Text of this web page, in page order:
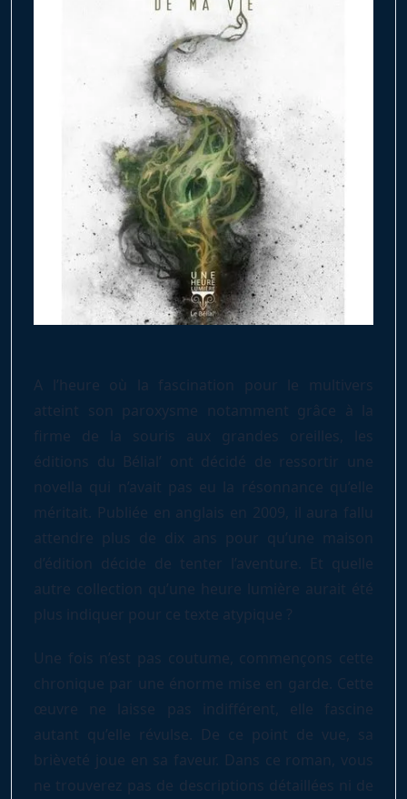
A l’heure où la fascination pour le multivers
atteint son paroxysme notamment grâce à la
firme de la souris aux grandes oreilles, les
éditions du Bélial’ ont décidé de ressortir une
novella qui n’avait pas eu la résonnance qu’elle
méritait. Publiée en anglais en 2009, il aura fallu
attendre plus de dix ans pour qu’une maison
d’édition décide de tenter l’aventure. Et quelle
autre collection qu’une heure lumière aurait été
plus indiquer pour ce texte atypique ?
Une fois n’est pas coutume, commençons cette
chronique par une énorme mise en garde. Cette
œuvre ne laisse pas indifférent, elle fascine
autant qu’elle révulse. De ce point de vue, sa
brièveté joue en sa faveur. Dans ce roman, vous
ne trouverez pas de descriptions détaillées ni de